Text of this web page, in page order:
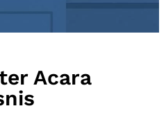
Acara